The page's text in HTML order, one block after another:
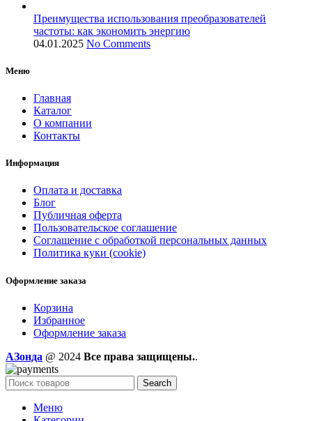
Преимущества использования преобразователей
частоты: как экономить энергию
04.01.2025 No Comments
Меню
Главная
Каталог
О компании
Контакты
Информация
Оплата и доставка
Блог
Публичная оферта
Пользовательское соглашение
Соглашение с обработкой персональных данных
Политика куки (cookie)
Оформление заказа
Корзина
Избранное
Оформление заказа
AЗонда @ 2024 Все права защищены..
Search
Меню